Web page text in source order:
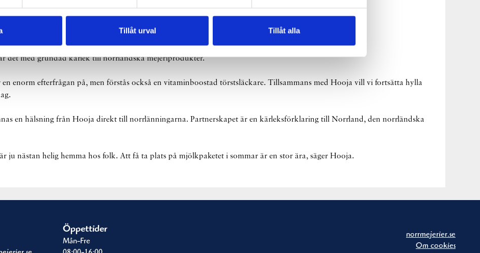
Tillåt urval Tillåt alla
för Norrmejerier. Från vecka 27 tar duon plats på Störstmjölken.
det med grundad kärlek till norrländska mejeriprodukter.
enorm efterfrågan på, men förstås också en vitaminboostad törstsläckare. Tillsammans med Hooja vill vi fortsätta hylla
en hälsning från Hooja direkt till norrlänningarna. Partnerskapet är en kärleksförklaring till Norrland, den norrländska
ju nästan helig hemma hos folk. Att få ta plats på mjölkpaketet i sommar är en stor ära, säger Hooja.
Öppettider
Mån-Fre
norrmejerier.se
Om cookies